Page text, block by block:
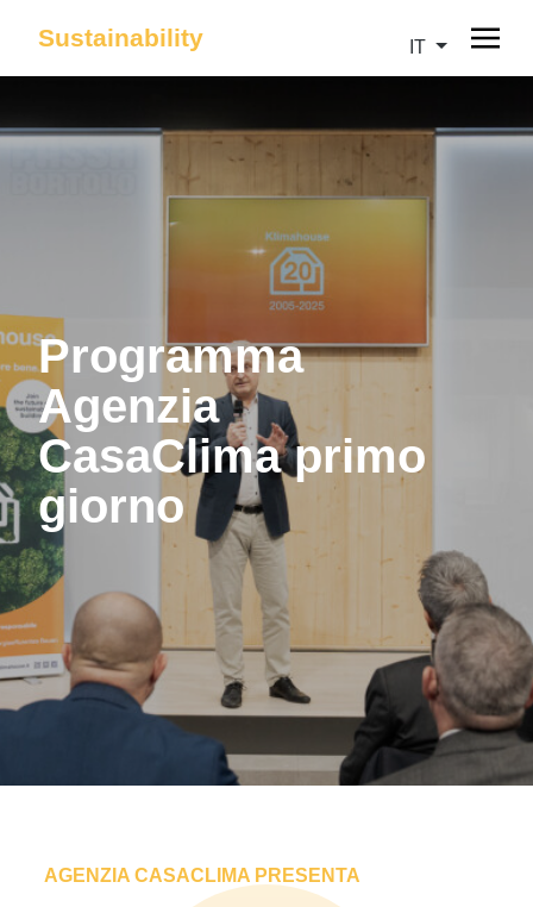
Sustainability IT
Programma
Agenzia
CasaClima primo
giorno
AGENZIA CASACLIMA PRESENTA